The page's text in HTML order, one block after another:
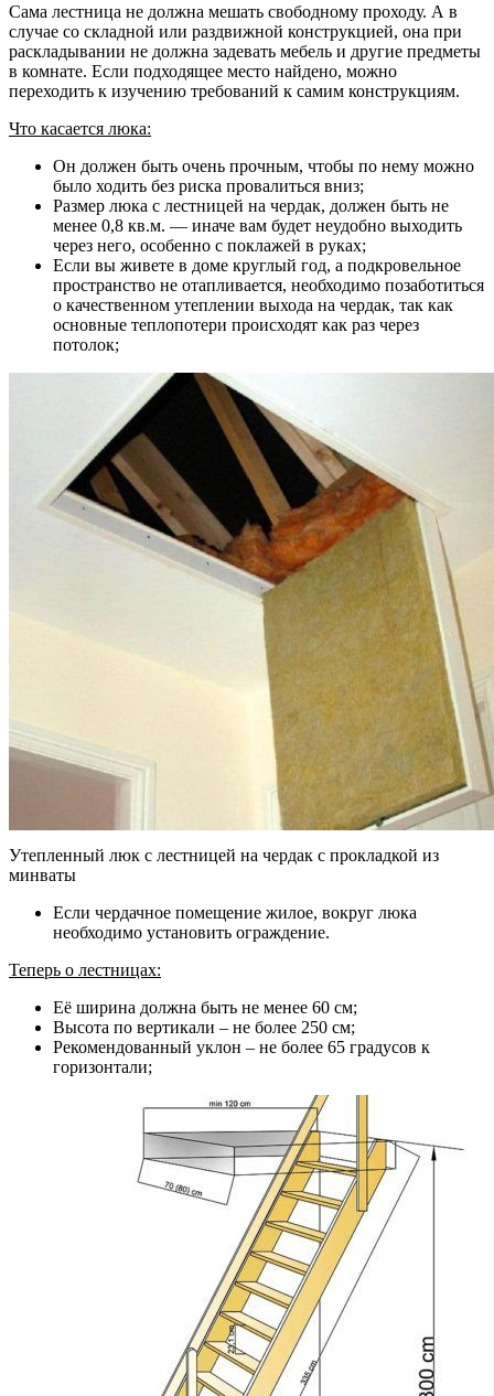
Сама лестница не должна мешать свободному проходу. А в
случае со складной или раздвижной конструкцией, она при
раскладывании не должна задевать мебель и другие предметы
в комнате. Если подходящее место найдено, можно
переходить к изучению требований к самим конструкциям.
Что касается люка:
Он должен быть очень прочным, чтобы по нему можно
было ходить без риска провалиться вниз;
Размер люка с лестницей на чердак, должен быть не
менее 0,8 кв.м. — иначе вам будет неудобно выходить
через него, особенно с поклажей в руках;
Если вы живете в доме круглый год, а подкровельное
пространство не отапливается, необходимо позаботиться
о качественном утеплении выхода на чердак, так как
основные теплопотери происходят как раз через
потолок;
Утепленный люк с лестницей на чердак с прокладкой из
минваты
Если чердачное помещение жилое, вокруг люка
необходимо установить ограждение.
Теперь о лестницах:
Её ширина должна быть не менее 60 см;
Высота по вертикали – не более 250 см;
Рекомендованный уклон – не более 65 градусов к
горизонтали;